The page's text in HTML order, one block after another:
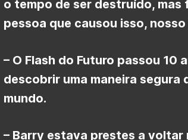
o tempo de ser destruído, mas
pessoa que causou isso, nosso
– O Flash do Futuro passou
descobrir uma maneira segura
mundo.
– Barry estava prestes a